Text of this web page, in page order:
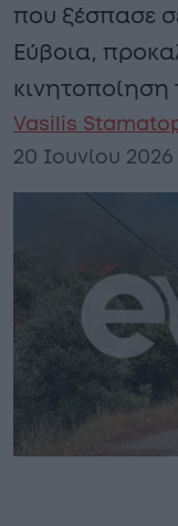
που ξέσπασε
Εύβοια,
κινητοποίηση
Vasilis
20 Ιουνίου 2026